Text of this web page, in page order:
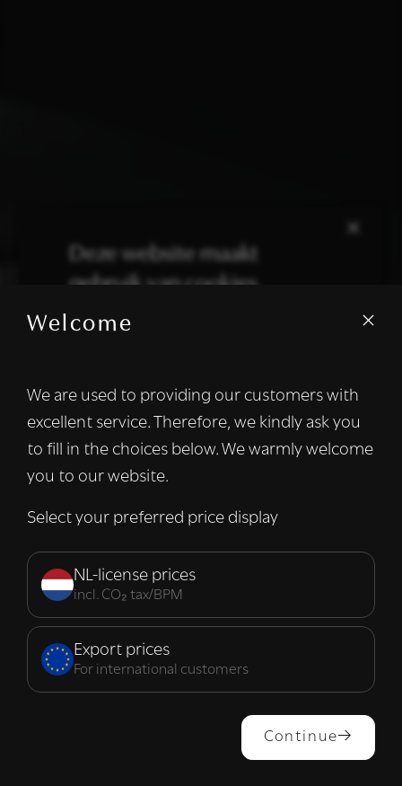
Welcome
We are used to providing our customers with
excellent service. Therefore, we kindly ask you
to fill in the choices below. We warmly welcome
you to our website.
Select your preferred price display
NL-license prices
incl. CO₂ tax/BPM
Export prices
For international customers
Continue
×
Deze website maakt
gebruik van cookies.
We gebruiken cookies om inhoud en
informatie over uw gebruik van onze site
met onze advertentie- en analysepartners,
die deze kunnen combineren met andere
informatie die u aan hen heeft verstrekt of
van hun diensten. Lees verder
Strikt
noodzakelijk
Prestatie Targeting
ALLES ACCEPTEREN